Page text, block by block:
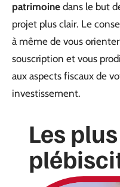
patrimoine dans le but
projet plus clair. Le
à même de vous
souscription et vous
aux aspects fiscaux de
investissement.
Les plus